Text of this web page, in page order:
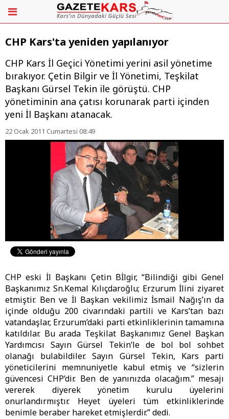
CHP Kars'ta yeniden yapılanıyor
CHP Kars İl Geçici Yönetimi yerini asil yönetime
bırakıyor. Çetin Bilgir ve İl Yönetimi, Teşkilat
Başkanı Gürsel Tekin ile görüştü. CHP
yönetiminin ana çatısı korunarak parti içinden
yeni İl Başkanı atanacak.
22 Ocak 2011 Cumartesi 08:49
CHP eski İl Başkanı Çetin Bİlgir, “Bilindiği gibi Genel
Başkanımız Sn.Kemal Kılıçdaroğlu; Erzurum İlini ziyaret
etmiştir. Ben ve İl Başkan vekilimiz İsmail Nağış’ın da
içinde olduğu 200 civarındaki partili ve Kars’tan bazı
vatandaşlar, Erzurum’daki parti etkinliklerinin tamamına
katıldılar. Bu arada Teşkilat Başkanımız Genel Başkan
Yardımcısı Sayın Gürsel Tekin’le de bol bol sohbet
olanağı bulabildiler. Sayın Gürsel Tekin, Kars parti
yöneticilerini memnuniyetle kabul etmiş ve “sizlerin
güvencesi CHP’dir. Ben de yanınızda olacağım.” mesajı
vererek diyerek yönetim kurulu üyelerini
onurlandırmıştır. Heyet üyeleri tüm etkinliklerinde
benimle beraber hareket etmişlerdir.” dedi.